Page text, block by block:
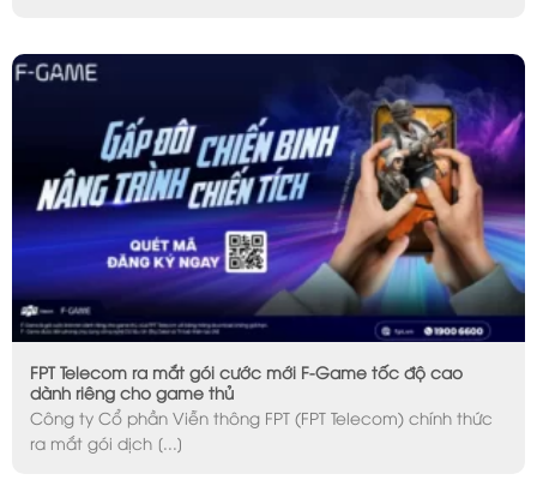
FPT Telecom ra mắt gói cước mới F-Game tốc độ cao
dành riêng cho game thủ
Công ty Cổ phần Viễn thông FPT (FPT Telecom) chính thức
ra mắt gói dịch [...]